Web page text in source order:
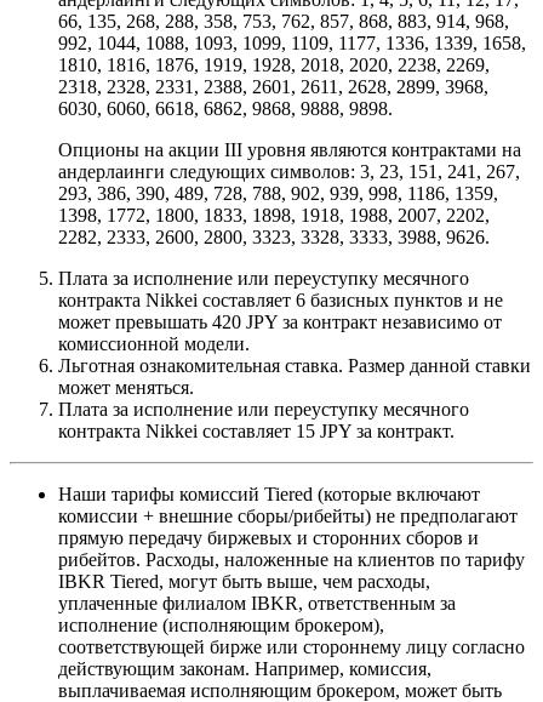
66, 135, 268, 288, 358, 753, 762, 857, 868, 883, 914, 968,
992, 1044, 1088, 1093, 1099, 1109, 1177, 1336, 1339, 1658,
1810, 1816, 1876, 1919, 1928, 2018, 2020, 2238, 2269,
2318, 2328, 2331, 2388, 2601, 2611, 2628, 2899, 3968,
6030, 6060, 6618, 6862, 9868, 9888, 9898.
Опционы на акции III уровня являются контрактами на
андерлаинги следующих символов: 3, 23, 151, 241, 267,
293, 386, 390, 489, 728, 788, 902, 939, 998, 1186, 1359,
1398, 1772, 1800, 1833, 1898, 1918, 1988, 2007, 2202,
2282, 2333, 2600, 2800, 3323, 3328, 3333, 3988, 9626.
Плата за исполнение или переуступку месячного
контракта Nikkei составляет 6 базисных пунктов и не
может превышать 420 JPY за контракт независимо от
комиссионной модели.
Льготная ознакомительная ставка. Размер данной ставки
может меняться.
Плата за исполнение или переуступку месячного
контракта Nikkei составляет 15 JPY за контракт.
Наши тарифы комиссий Tiered (которые включают
комиссии + внешние сборы/рибейты) не предполагают
прямую передачу биржевых и сторонних сборов и
рибейтов. Расходы, наложенные на клиентов по тарифу
IBKR Tiered, могут быть выше, чем расходы,
уплаченные филиалом IBKR, ответственным за
исполнение (исполняющим брокером),
соответствующей бирже или стороннему лицу согласно
действующим законам. Например, комиссия,
выплачиваемая исполняющим брокером, может быть